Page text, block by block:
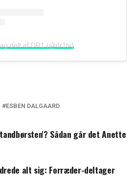
delt af DR1 (@dr1tv)
stor hemmelighed
går sammen: Kåre Quist og
ESBEN DALGAARD
Sådan går det Anette
alt sig: Forræder-deltager